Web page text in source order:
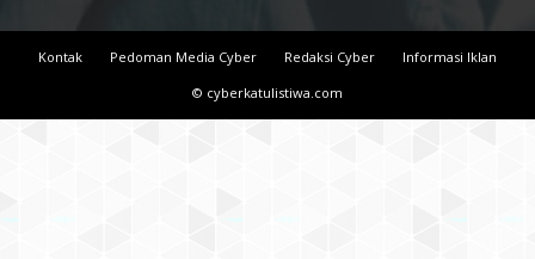
Kontak Pedoman Media Cyber Redaksi Cyber
Informasi Iklan
© cyberkatulistiwa.com